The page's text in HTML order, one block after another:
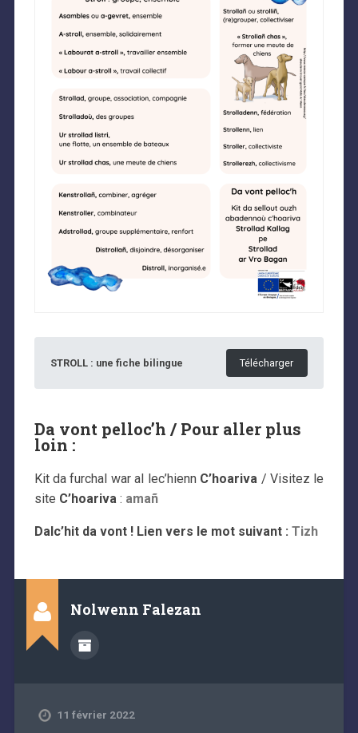
STROLL : une fiche bilingue Télécharger
Da vont pelloc’h / Pour aller plus
loin :
Kit da furchal war al lec’hienn C’hoariva / Visitez le
site C’hoariva: amañ
Dalc’hit da vont ! Lien vers le mot suivant : Tizh
Nolwenn Falezan
11 février 2022